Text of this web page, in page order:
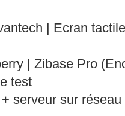
| Ecran
| Zibase Pro
test
serveur sur